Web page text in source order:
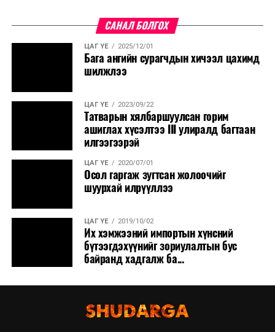
САНАЛ БОЛГОХ
ЦАГ ҮЕ 2025/12/01
Бага ангийн сурагчдын хичээл цахимд
шилжлээ
ЦАГ ҮЕ 2023/09/22
Татварын хялбаршуулсан горим
ашиглах хүсэлтээ III улиралд багтаан
илгээгээрэй
ЦАГ ҮЕ 2020/07/01
Осол гаргаж зугтсан жолоочийг
шуурхай илрүүллээ
ЦАГ ҮЕ 2019/10/02
Их хэмжээний импортын хүнсний
бүтээгдэхүүнийг зориулалтын бус
байранд хадгалж ба...